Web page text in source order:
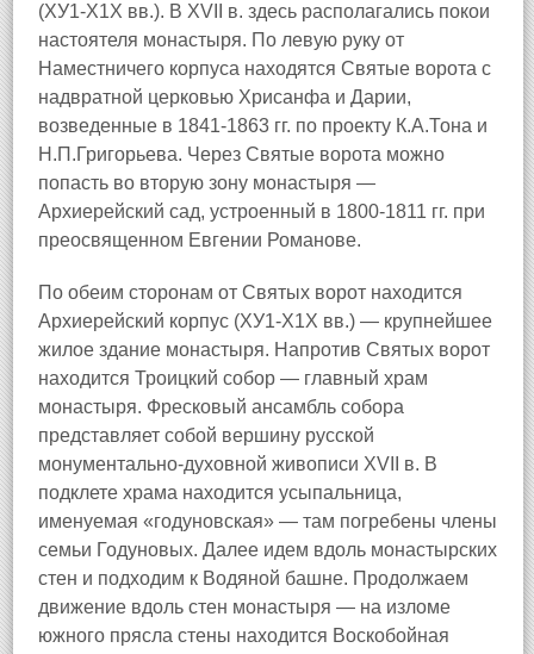
(ХУ1-Х1Х вв.). В XVII в. здесь располагались покои
настоятеля монастыря. По левую руку от
Наместничего корпуса находятся Святые ворота с
надвратной церковью Хрисанфа и Дарии,
возведенные в 1841-1863 гг. по проекту К.А.Тона и
Н.П.Григорьева. Через Святые ворота можно
попасть во вторую зону монастыря —
Архиерейский сад, устроенный в 1800-1811 гг. при
преосвященном Евгении Романове.
По обеим сторонам от Святых ворот находится
Архиерейский корпус (ХУ1-Х1Х вв.) — крупнейшее
жилое здание монастыря. Напротив Святых ворот
находится Троицкий собор — главный храм
монастыря. Фресковый ансамбль собора
представляет собой вершину русской
монументально-духовной живописи XVII в. В
подклете храма находится усыпальница,
именуемая «годуновская» — там погребены члены
семьи Годуновых. Далее идем вдоль монастырских
стен и подходим к Водяной башне. Продолжаем
движение вдоль стен монастыря — на изломе
южного прясла стены находится Воскобойная